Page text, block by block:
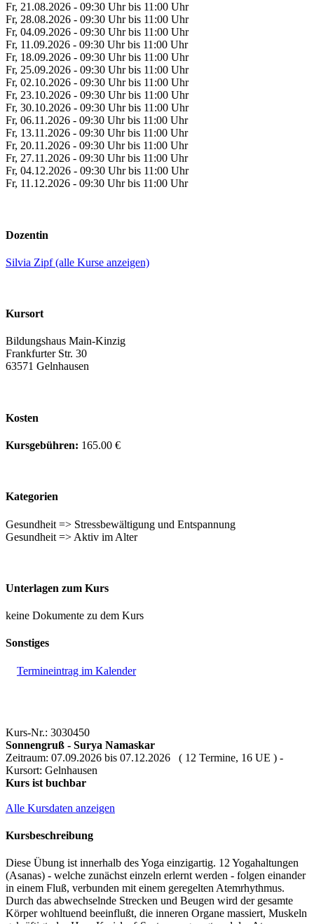
Fr, 21.08.2026 - 09:30 Uhr bis 11:00 Uhr
Fr, 28.08.2026 - 09:30 Uhr bis 11:00 Uhr
Fr, 04.09.2026 - 09:30 Uhr bis 11:00 Uhr
Fr, 11.09.2026 - 09:30 Uhr bis 11:00 Uhr
Fr, 18.09.2026 - 09:30 Uhr bis 11:00 Uhr
Fr, 25.09.2026 - 09:30 Uhr bis 11:00 Uhr
Fr, 02.10.2026 - 09:30 Uhr bis 11:00 Uhr
Fr, 23.10.2026 - 09:30 Uhr bis 11:00 Uhr
Fr, 30.10.2026 - 09:30 Uhr bis 11:00 Uhr
Fr, 06.11.2026 - 09:30 Uhr bis 11:00 Uhr
Fr, 13.11.2026 - 09:30 Uhr bis 11:00 Uhr
Fr, 20.11.2026 - 09:30 Uhr bis 11:00 Uhr
Fr, 27.11.2026 - 09:30 Uhr bis 11:00 Uhr
Fr, 04.12.2026 - 09:30 Uhr bis 11:00 Uhr
Fr, 11.12.2026 - 09:30 Uhr bis 11:00 Uhr
Dozentin
Silvia Zipf (alle Kurse anzeigen)
Kursort
Bildungshaus Main-Kinzig
Frankfurter Str. 30
63571 Gelnhausen
Kosten
Kursgebühren: 165.00 €
Kategorien
Gesundheit => Stressbewältigung und Entspannung
Gesundheit => Aktiv im Alter
Unterlagen zum Kurs
keine Dokumente zu dem Kurs
Sonstiges
Termineintrag im Kalender
Kurs-Nr.: 3030450
Sonnengruß - Surya Namaskar
Zeitraum: 07.09.2026 bis 07.12.2026 ( 12 Termine, 16 UE ) -
Kursort: Gelnhausen
Kurs ist buchbar
Alle Kursdaten anzeigen
Kursbeschreibung
Diese Übung ist innerhalb des Yoga einzigartig. 12 Yogahaltungen
(Asanas) - welche zunächst einzeln erlernt werden - folgen einander
in einem Fluß, verbunden mit einem geregelten Atemrhythmus.
Durch das abwechselnde Strecken und Beugen wird der gesamte
Körper wohltuend beeinflußt, die inneren Organe massiert, Muskeln